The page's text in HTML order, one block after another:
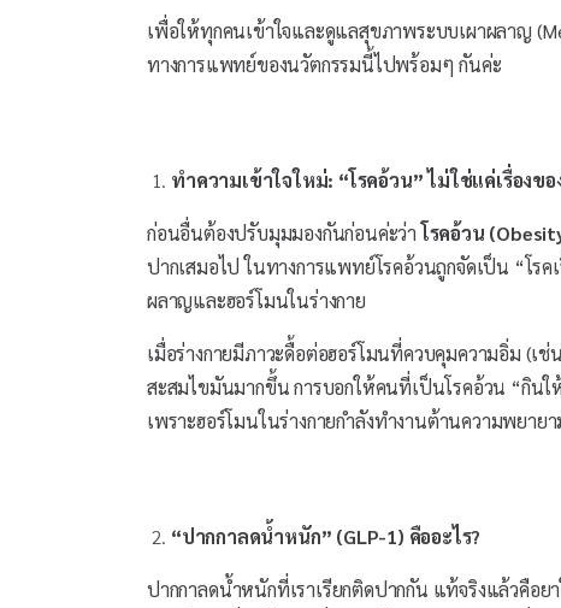
เพื่อให้ทุกคนเข้าใจและดูแลสุขภาพระบบเผาผลาญ
ทางการแพทย์ของนวัตกรรมนี้ไปพร้อมๆ กันค่ะ
ทำความเข้าใจใหม่: “โรคอ้วน” ไม่ใช่แค่เรื่องข
ก่อนอื่นต้องปรับมุมมองกันก่อนค่ะว่าโรคอ้วน
ปากเสมอไป ในทางการแพทย์โรคอ้วนถูกจัดเป็น “โร
ผลาญและฮอร์โมนในร่างกาย
เมื่อร่างกายมีภาวะดื้อต่อฮอร์โมนที่ควบคุมความอิ่ม (เช่
สะสมไขมันมากขึ้น การบอกให้คนที่เป็นโรคอ้วน “กินใ
เพราะฮอร์โมนในร่างกายกำลังทำงานต้านความพยาย
“ปากกาลดน้ำหนัก” (GLP-1) คืออะไร?
ปากกาลดน้ำหนักที่เราเรียกติดปากกัน แท้จริงแล้วคือย